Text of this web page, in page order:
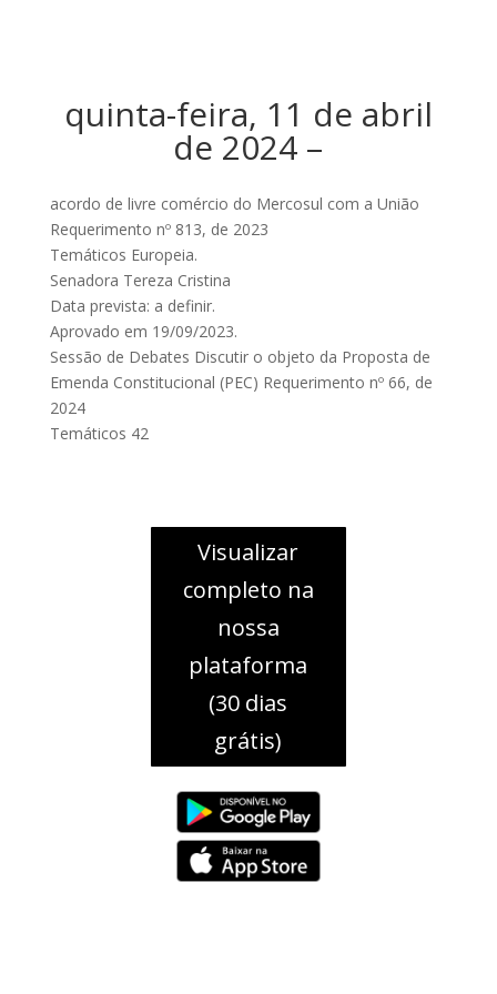
quinta-feira, 11 de abril
de 2024 –
acordo de livre comércio do Mercosul com a União
Requerimento nº 813, de 2023
Temáticos Europeia.
Senadora Tereza Cristina
Data prevista: a definir.
Aprovado em 19/09/2023.
Sessão de Debates Discutir o objeto da Proposta de
Emenda Constitucional (PEC) Requerimento nº 66, de
2024
Temáticos 42
Visualizar
completo na
nossa
plataforma
(30 dias
grátis)